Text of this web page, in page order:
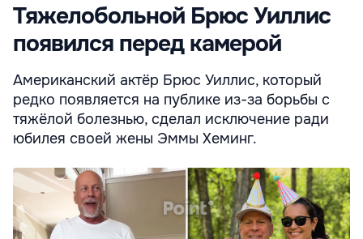
Тяжелобольной Брюс Уиллис
появился перед камерой
Американский актёр Брюс Уиллис, который
редко появляется на публике из-за борьбы с
тяжёлой болезнью, сделал исключение ради
юбилея своей жены Эммы Хеминг.